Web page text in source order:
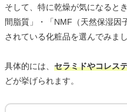
そして、特に乾燥が気になると
間脂質」・「NMF（天然保湿因
されている化粧品を選んでみまし
具体的には、 セラミドやコレス
どが挙げられます。